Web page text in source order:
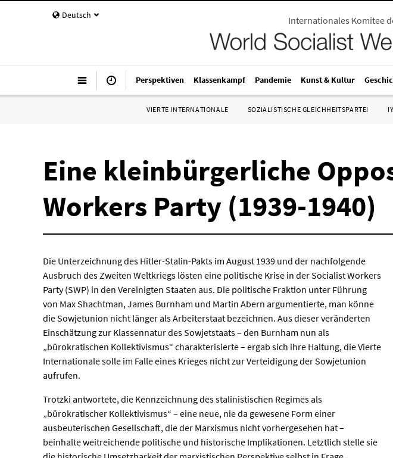
Deutsch Internationales Komitee
Perspektiven Klassenkampf Pandemie Kunst & Kultur
VIERTE INTERNATIONALE SOZIALISTISCHE GLEICHHEITSPARTEI
Eine kleinbürgerliche
Workers Party (1939-1940)
Die Unterzeichnung des Hitler-Stalin-Pakts im August 1939 und der nachfolgende
Ausbruch des Zweiten Weltkriegs lösten eine politische Krise in der Socialist Workers
Party (SWP) in den Vereinigten Staaten aus. Die politische Fraktion unter Führung
von Max Shachtman, James Burnham und Martin Abern argumentierte, man könne
die Sowjetunion nicht länger als Arbeiterstaat bezeichnen. Aus dieser veränderten
Einschätzung zur Klassennatur des Sowjetstaats – den Burnham nun als
„bürokratischen Kollektivismus“ charakterisierte – ergab sich ihre Haltung, die Vierte
Internationale solle im Falle eines Krieges nicht zur Verteidigung der Sowjetunion
aufrufen.
Trotzki antwortete, die Kennzeichnung des stalinistischen Regimes als
„bürokratischer Kollektivismus“ – eine neue, nie da gewesene Form einer
ausbeuterischen Gesellschaft, die der Marxismus nicht vorhergesehen hat –
beinhalte weitreichende politische und historische Implikationen. Letztlich stelle sie